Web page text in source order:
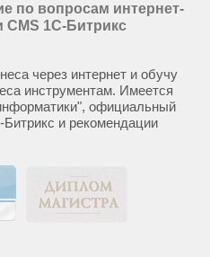
по вопросам интернет-
CMS 1С-Битрикс
через интернет и обучу
инструментам. Имеется
официальный
и рекомендации